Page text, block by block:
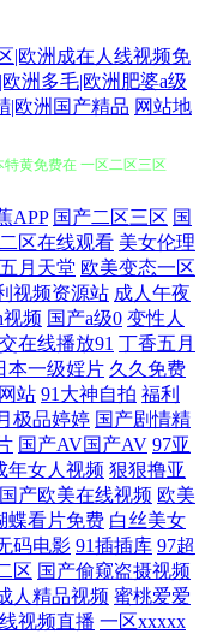
|欧洲成在人线视频免
洲多毛|欧洲肥婆a级
|欧洲国产精品 网站地
伊人久久丁香色婷婷啪
五月天性爱视
产福利在线视频 高清一
看欧美性片 99色片网 国
区熟女网午夜无码视频
自拍偷拍亚洲视频 国产
在线 AVV春色 黃色動態
APP 国产二区三区 国
区在线观看 美女伦理
月天堂 欧美变态一区
视频资源站 成人午夜
频 国产a级0 变性人
在线播放91 丁香五月
本一级婬片 久久免费
站 91大神自拍 福利
极品婷婷 国产剧情精
国产AV国产AV 97亚
年女人视频 狠狠撸亚
国产欧美在线视频 欧美
蝶看片免费 白丝美女
码电影 91插插库 97超
区 国产偷窥盗摄视频
人精品视频 蜜桃爱爱
视频直播 一区xxxxx